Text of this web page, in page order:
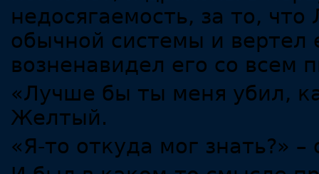
недосягаемость, за то,
обычной системы и
возненавидел его со всем
«Лучше бы ты меня убил,
Желтый.
«Я-то откуда мог знать?»